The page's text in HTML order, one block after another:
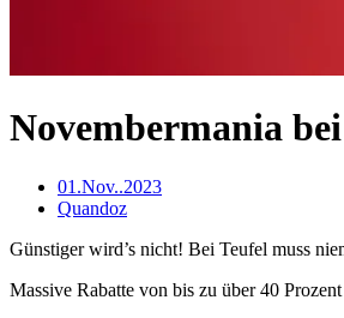
Novembermania
01.Nov..2023
Quandoz
Günstiger wird’s nicht! Bei Teufel muss
Massive Rabatte von bis zu über 40